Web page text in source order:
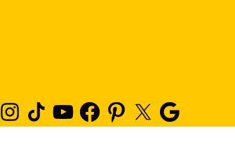
InstagramTikTokYoutubeFacebookPinterestTwitterGoogle
News